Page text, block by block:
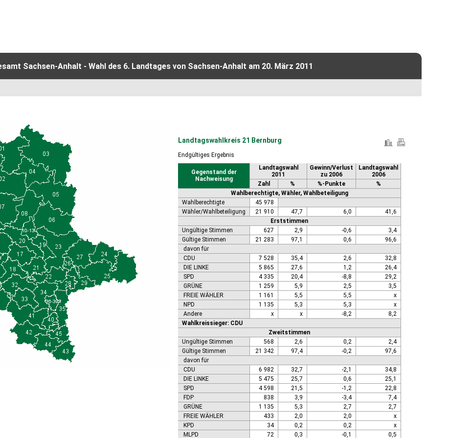
Sachsen-Anhalt - Wahl des 6. Landtages von Sachsen-Anhalt am 20. März 2011
Landtagswahlkreis 21 Bernburg
Endgültiges Ergebnis
Gegenstand der
Nachweisung
Landtagswahl
2011
Gewinn/Verlust
zu 2006
Landtagswahl
2006
Zahl
% %-Punkte
%
Wahlberechtigte, Wähler, Wahlbeteiligung
Wahlberechtigte
45 978
Wähler/Wahlbeteiligung
21 910 47,7 6,0
41,6
Erststimmen
Ungültige Stimmen
627 2,9 -0,6
3,4
Gültige Stimmen
21 283 97,1 0,6
96,6
davon für
CDU
7 528 35,4 2,6
32,8
DIE LINKE
5 865 27,6 1,2
26,4
SPD
4 335 20,4 -8,8
29,2
GRÜNE
1 259 5,9 2,5
3,5
FREIE WÄHLER
1 161 5,5 5,5
x
NPD
1 135 5,3 5,3
x
Andere
x x -8,2
8,2
Wahlkreissieger: CDU
Zweitstimmen
Ungültige Stimmen
568 2,6 0,2
2,4
Gültige Stimmen
21 342 97,4 -0,2
97,6
davon für
CDU
6 982 32,7 -2,1
34,8
DIE LINKE
5 475 25,7 0,6
25,1
SPD
4 598 21,5 -1,2
22,8
FDP
838 3,9 -3,4
7,4
GRÜNE
1 135 5,3 2,7
2,7
FREIE WÄHLER
433 2,0 2,0
x
KPD
34 0,2 0,2
x
MLPD
72 0,3 -0,1 0,5